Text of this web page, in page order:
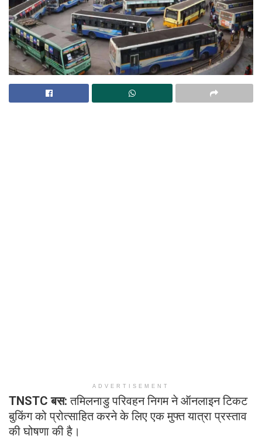
ADVERTISEMENT
TNSTC बस: तमिलनाडु परिवहन निगम ने ऑनलाइन टिकट
बुकिंग को प्रोत्साहित करने के लिए एक मुफ्त यात्रा प्रस्ताव
की घोषणा की है।